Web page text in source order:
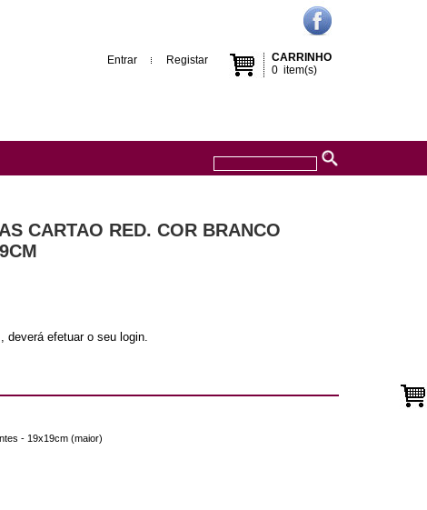
CARRINHO
0 item(s)
Entrar Registar
CARTAO RED. COR BRANCO
deverá efetuar o seu login.
- 19x19cm (maior)